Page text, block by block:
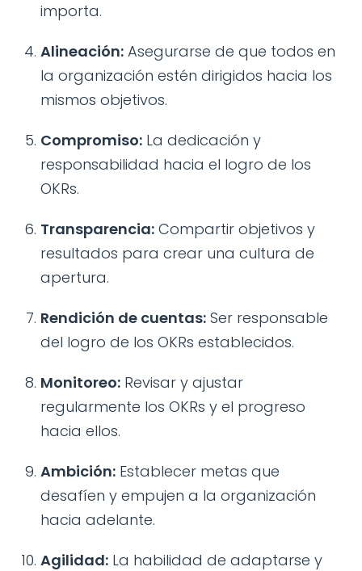
importa.
Alineación: Asegurarse de que todos en
la organización estén dirigidos hacia los
mismos objetivos.
Compromiso: La dedicación y
responsabilidad hacia el logro de los
OKRs.
Transparencia: Compartir objetivos y
resultados para crear una cultura de
apertura.
Rendición de cuentas: Ser responsable
del logro de los OKRs establecidos.
Monitoreo: Revisar y ajustar
regularmente los OKRs y el progreso
hacia ellos.
Ambición: Establecer metas que
desafíen y empujen a la organización
hacia adelante.
Agilidad: La habilidad de adaptarse y